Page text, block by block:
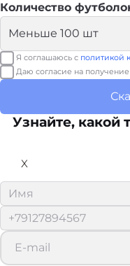
Количество
Я соглашаюсь с политикой
Даю согласие на получение
Узнайте, какой
X